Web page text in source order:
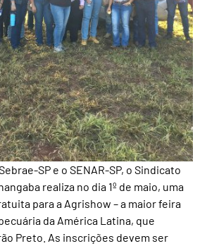
SP e o SENAR-SP, o Sindicato
realiza no dia 1º de maio, uma
para a Agrishow – a maior feira
da América Latina, que
Preto. As inscrições devem ser